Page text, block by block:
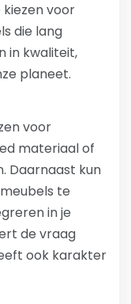
voor
die lang
in kwaliteit,
planeet.
voor
materiaal of
Daarnaast kun
te
in je
de vraag
ook karakter